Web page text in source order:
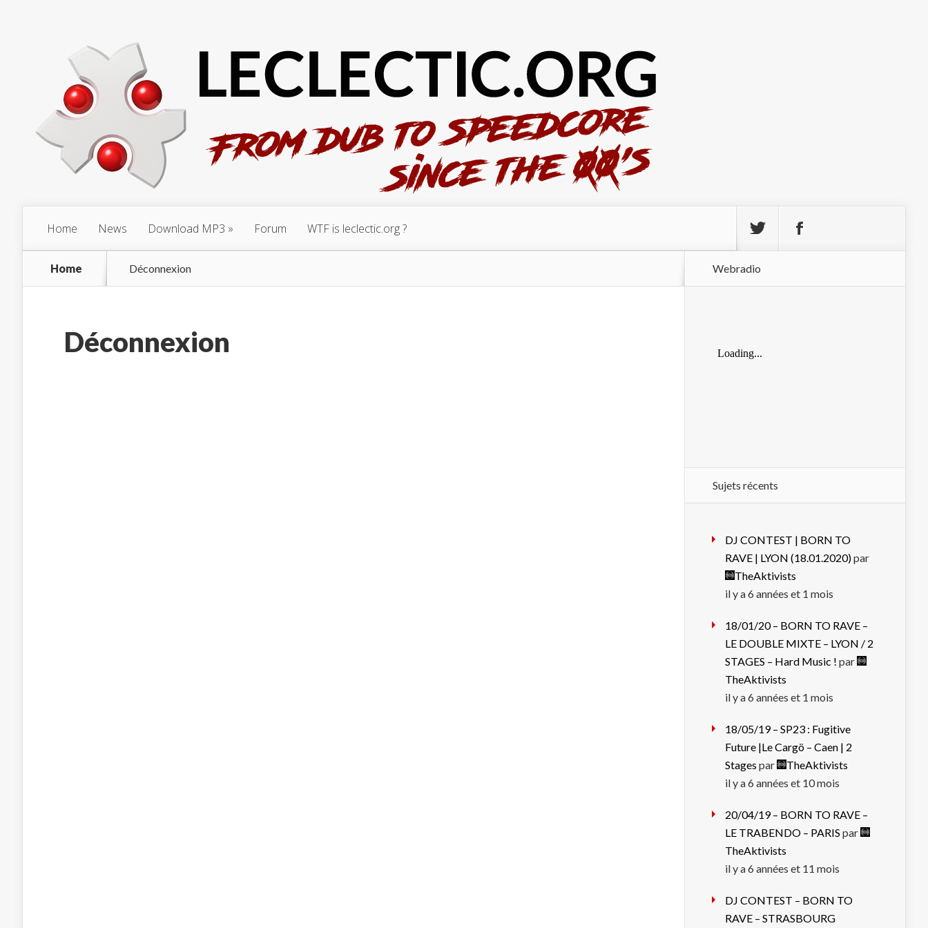
Home News Download MP3 Forum WTF is leclectic.org ?
Home Déconnexion
Déconnexion
Webradio
Sujets récents
DJ CONTEST | BORN TO
RAVE | LYON (18.01.2020)par
TheAktivists
il y a 6 années et 1 mois
18/01/20 – BORN TO RAVE –
LE DOUBLE MIXTE – LYON / 2
STAGES – Hard Music ! par
TheAktivists
il y a 6 années et 1 mois
18/05/19 – SP23 : Fugitive
Future |Le Cargö – Caen | 2
Stages par
TheAktivists
il y a 6 années et 10 mois
20/04/19 – BORN TO RAVE –
LE TRABENDO – PARIS par
TheAktivists
il y a 6 années et 11 mois
DJ CONTEST – BORN TO
RAVE – STRASBOURG